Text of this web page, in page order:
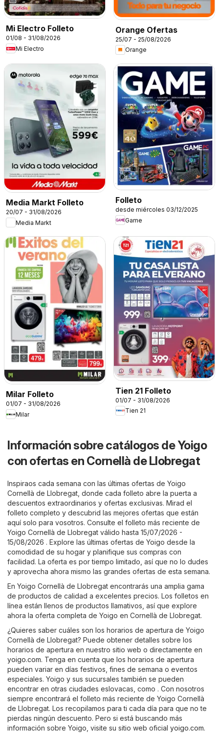
Mi Electro Folleto
01/08 - 31/08/2026
Mi Electro
Orange Ofertas
25/07 - 25/08/2026
Orange
Media Markt Folleto
20/07 - 31/08/2026
Media Markt
Folleto
desde miércoles 03/12/2025
Game
Milar Folleto
01/07 - 31/08/2026
Milar
Tien 21 Folleto
01/07 - 31/08/2026
Tien 21
Información sobre catálogos de Yoigo
con ofertas en Cornellà de Llobregat
Inspiraos cada semana con las últimas ofertas de Yoigo
Cornellà de Llobregat, donde cada folleto abre la puerta a
descuentos extraordinarios y ofertas exclusivas. Mirad el
folleto completo y descubrid las mejores ofertas que están
aquí solo para vosotros. Consulte el folleto más reciente de
Yoigo Cornellà de Llobregat válido hasta 15/07/2026 -
15/08/2026 . Explore las últimas ofertas de Yoigo desde la
comodidad de su hogar y planifique sus compras con
facilidad. La oferta es por tiempo limitado, así que no lo dudes
y aprovecha ahora mismo las grandes ofertas de esta semana.
En Yoigo Cornellà de Llobregat encontrarás una amplia gama
de productos de calidad a excelentes precios. Los folletos en
línea están llenos de productos llamativos, así que explore
ahora la oferta completa de Yoigo en Cornellà de Llobregat.
¿Quieres saber cuáles son los horarios de apertura de Yoigo
Cornellà de Llobregat? Puede obtener detalles sobre los
horarios de apertura en nuestro sitio web o directamente en
yoigo.com. Tenga en cuenta que los horarios de apertura
pueden variar en días festivos, fines de semana o eventos
especiales. Yoigo y sus sucursales también se pueden
encontrar en otras ciudades eslovacas, como . Con nosotros
siempre encontrará el folleto más reciente de Yoigo Cornellà
de Llobregat. Los recopilamos para ti cada día para que no te
pierdas ningún descuento. Pero si está buscando más
información sobre Yoigo, visite su sitio web oficial yoigo.com.